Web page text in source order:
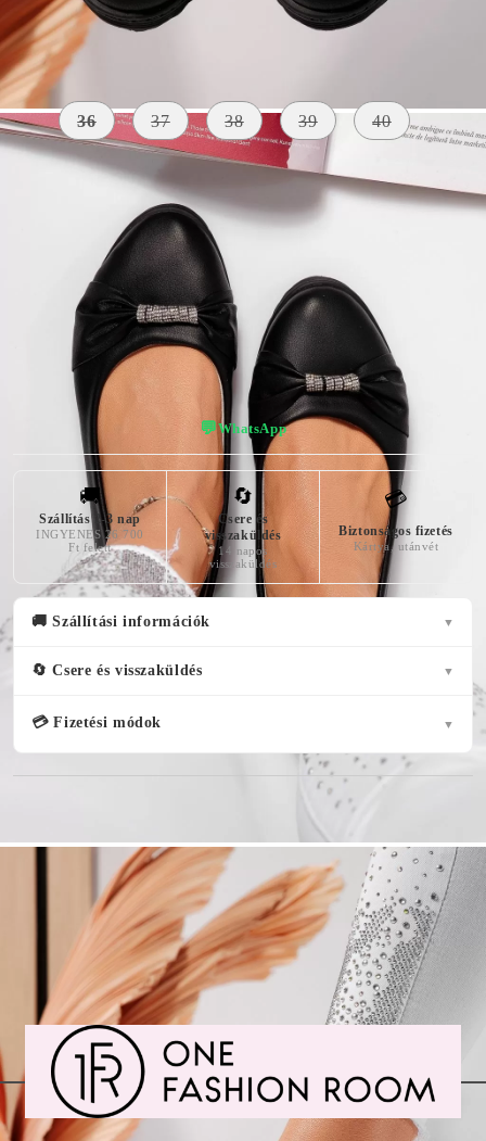
Méret:
36 37 38 39 40
ANYAG
Bőr Utánzat
A TALP
MAGASSÁGA
👠 Virtuális próba — nézd meg, hogy áll!
💬WhatsApp
🚚
Szállítás 2-3 nap
INGYENES 26 700
Ft felett
🔄
Csere és
visszaküldés
14 napos
visszaküldés
💳
Biztonságos fizetés
Kártya, utánvét
🚚 Szállítási információk ▼
🔄 Csere és visszaküldés ▼
💳 Fizetési módok ▼